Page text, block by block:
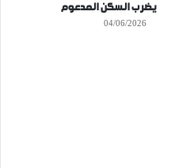
يضرب السكن المدعوم
04/06/2026